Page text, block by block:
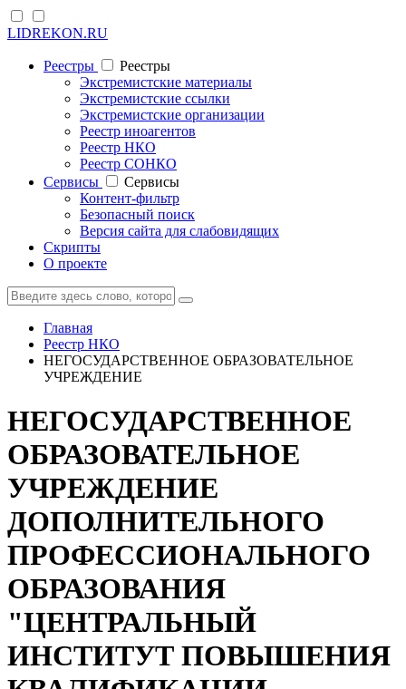
LIDREKON.RU
Реестры
Реестры
Экстремистские материалы
Экстремистские ссылки
Экстремистские организации
Реестр иноагентов
Реестр НКО
Реестр СОНКО
Cервисы
Cервисы
Контент-фильтр
Безопасный поиск
Версия сайта для слабовидящих
Скрипты
О проекте
Главная
Реестр НКО
НЕГОСУДАРСТВЕННОЕ ОБРАЗОВАТЕЛЬНОЕ
УЧРЕЖДЕНИЕ
НЕГОСУДАРСТВЕННОЕ
ОБРАЗОВАТЕЛЬНОЕ
УЧРЕЖДЕНИЕ
ДОПОЛНИТЕЛЬНОГО
ПРОФЕССИОНАЛЬНОГО
ОБРАЗОВАНИЯ
"ЦЕНТРАЛЬНЫЙ
ИНСТИТУТ ПОВЫШЕНИЯ